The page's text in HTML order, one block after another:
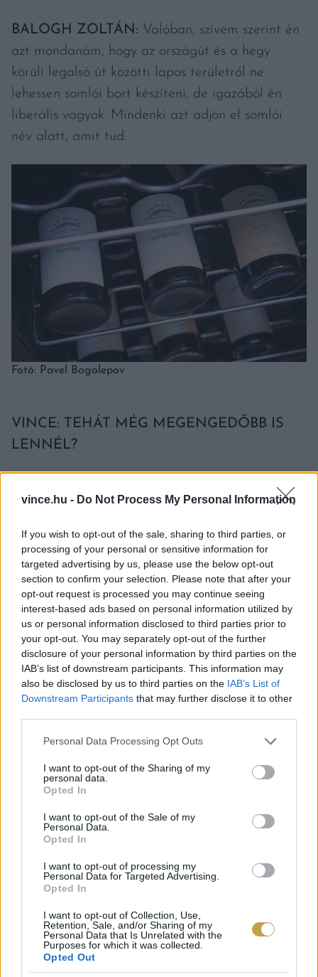
vince.hu - Do Not Process My Personal Information
If you wish to opt-out of the sale, sharing to third parties, or
processing of your personal or sensitive information for
targeted advertising by us, please use the below opt-out
section to confirm your selection. Please note that after your
opt-out request is processed you may continue seeing
interest-based ads based on personal information utilized by
us or personal information disclosed to third parties prior to
your opt-out. You may separately opt-out of the further
disclosure of your personal information by third parties on the
IAB’s list of downstream participants. This information may
also be disclosed by us to third parties on the IAB’s List of
Downstream Participants that may further disclose it to other
Please note that this website/app uses one or more Google
not limited to your visit or usage behaviour. You may click to
grant or deny consent to Google and its third-party tags to
use your data for below specified purposes in below Google
consent section.
Personal Data Processing Opt Outs
I want to opt-out of the Sharing of my
personal data.
Opted In
I want to opt-out of the Sale of my
Personal Data.
Opted In
I want to opt-out of processing my
Personal Data for Targeted Advertising.
Opted In
I want to opt-out of Collection, Use,
Retention, Sale, and/or Sharing of my
Personal Data that Is Unrelated with the
Purposes for which it was collected.
Opted Out
BALOGH ZOLTÁN: Valóban, szívem szerint én
azt mondanám, hogy az országút és a hegy
körüli legalsó út közötti lapos területről ne
lehessen somlói bort készíteni, de igazából én
liberális vagyok. Mindenki azt adjon el somlói
név alatt, amit tud.
Fotó: Pavel Bogolepov
VINCE: TEHÁT MÉG MEGENGEDŐBB IS
LENNÉL?
ezért nem ment át a termékleírástervem. Volt,
prémiumkategóriából, szerintem viszont
alapfajta nálunk. Mindenki be akart tenni valami
kis szigorítást, de ez nem a személyemnek szólt.
Én azt gondolom, békén kell hagyni a
termelőket. Nem tiltanám Somlón a
vörösborkészítést sem.
VINCE: MILYEN SZŐLŐFAJTÁKKAL
magyar fajtát alapból engedélyezni kéne minden
magyar borvidéken. De ha valaki Irsait akarna
Somlón, tőlem azt is megtehetné.
VULKANIKUSSÁGOT, EZ NEM FÁBÓL
VASKARIKA?
BALOGH ZOLTÁN: Ráspinak Sopronban volt
régebben nagy Irsai Olivér bora. Tudta